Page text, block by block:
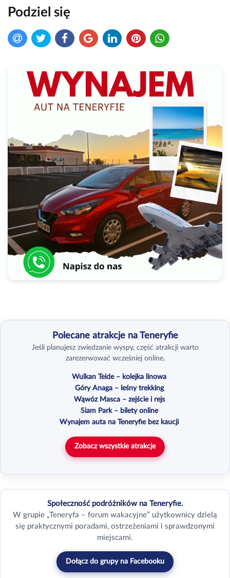
Podziel się
Polecane atrakcje na Teneryfie
Jeśli planujesz zwiedzanie wyspy, część atrakcji warto
zarezerwować wcześniej online.
Wulkan Teide – kolejka linowa
Góry Anaga – leśny trekking
Wąwóz Masca – zejście i rejs
Siam Park – bilety online
Wynajem auta na Teneryfie bez kaucji
Zobacz wszystkie atrakcje
Społeczność podróżników na Teneryfie.
W grupie „Teneryfa – forum wakacyjne” użytkownicy dzielą
się praktycznymi poradami, ostrzeżeniami i sprawdzonymi
miejscami.
Dołącz do grupy na Facebooku